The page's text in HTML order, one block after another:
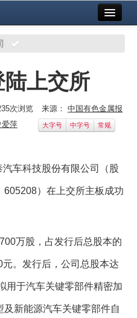
上交所
次浏览 来源： 中国有色金属报
爱萍 大字号 中字号 常规
车科技股份有限公司（股
）在上交所主板成功
万股，占发行后总股本的
。发行后，公司总股本达
用于汽车关键零部件精密加
新能源汽车关键零部件自